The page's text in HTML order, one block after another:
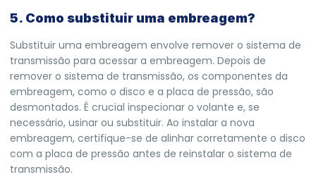
5. Como substituir uma embreagem?
Substituir uma embreagem envolve remover o sistema de
transmissão para acessar a embreagem. Depois de
remover o sistema de transmissão, os componentes da
embreagem, como o disco e a placa de pressão, são
desmontados. É crucial inspecionar o volante e, se
necessário, usinar ou substituir. Ao instalar a nova
embreagem, certifique-se de alinhar corretamente o disco
com a placa de pressão antes de reinstalar o sistema de
transmissão.